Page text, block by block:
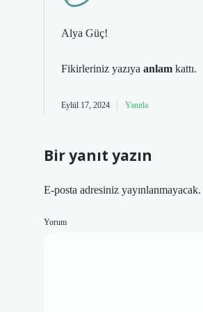
Alya Güç!
Fikirleriniz yazıya anlam kattı.
Eylül 17, 2024 Yanıtla
Bir yanıt yazın
E-posta adresiniz yayınlanmayacak.
Yorum